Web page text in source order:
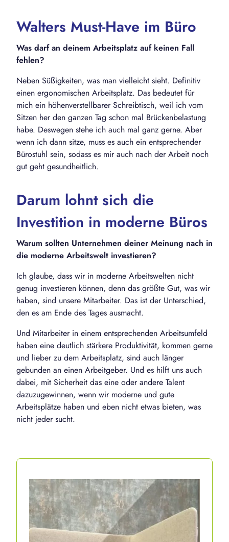
Walters Must-Have im Büro
Was darf an deinem Arbeitsplatz auf keinen Fall
fehlen?
Neben Süßigkeiten, was man vielleicht sieht. Definitiv
einen ergonomischen Arbeitsplatz. Das bedeutet für
mich ein höhenverstellbarer Schreibtisch, weil ich vom
Sitzen her den ganzen Tag schon mal Brückenbelastung
habe. Deswegen stehe ich auch mal ganz gerne. Aber
wenn ich dann sitze, muss es auch ein entsprechender
Bürostuhl sein, sodass es mir auch nach der Arbeit noch
gut geht gesundheitlich.
Darum lohnt sich die
Investition in moderne Büros
Warum sollten Unternehmen deiner Meinung nach in
die moderne Arbeitswelt investieren?
Ich glaube, dass wir in moderne Arbeitswelten nicht
genug investieren können, denn das größte Gut, was wir
haben, sind unsere Mitarbeiter. Das ist der Unterschied,
den es am Ende des Tages ausmacht.
Und Mitarbeiter in einem entsprechenden Arbeitsumfeld
haben eine deutlich stärkere Produktivität, kommen gerne
und lieber zu dem Arbeitsplatz, sind auch länger
gebunden an einen Arbeitgeber. Und es hilft uns auch
dabei, mit Sicherheit das eine oder andere Talent
dazuzugewinnen, wenn wir moderne und gute
Arbeitsplätze haben und eben nicht etwas bieten, was
nicht jeder sucht.